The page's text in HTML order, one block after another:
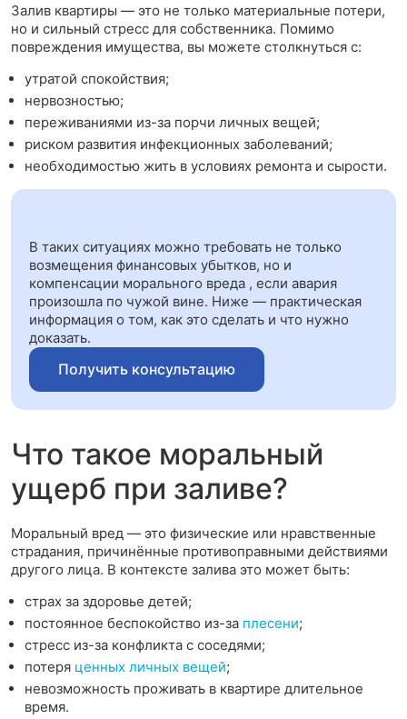
Залив квартиры — это не только материальные потери,
но и сильный стресс для собственника. Помимо
повреждения имущества, вы можете столкнуться с:
утратой спокойствия;
нервозностью;
переживаниями из-за порчи личных вещей;
риском развития инфекционных заболеваний;
необходимостью жить в условиях ремонта и сырости.
В таких ситуациях можно требовать не только
возмещения финансовых убытков, но и
компенсации морального вреда , если авария
произошла по чужой вине. Ниже — практическая
информация о том, как это сделать и что нужно
доказать.
Получить консультацию
Что такое моральный
ущерб при заливе?
Моральный вред — это физические или нравственные
страдания, причинённые противоправными действиями
другого лица. В контексте залива это может быть:
страх за здоровье детей;
постоянное беспокойство из-за плесени;
стресс из-за конфликта с соседями;
потеря ценных личных вещей;
невозможность проживать в квартире длительное
время.